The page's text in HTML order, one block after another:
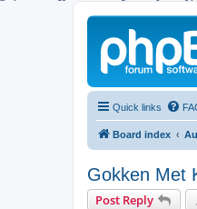
Quick links
Board index
Gokken Met
Post Reply